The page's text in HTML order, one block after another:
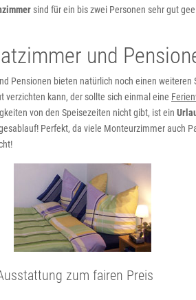
sind für ein bis zwei Personen sehr gut
und
Pensionen bieten natürlich noch einen
verzichten kann, der sollte sich einmal eine
von den Speisezeiten nicht gibt, ist ein
Perfekt, da viele Monteurzimmer auch
zum fairen Preis